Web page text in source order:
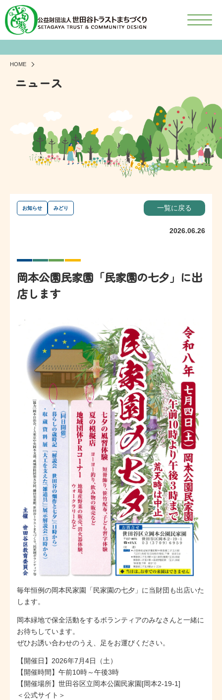
HOME
ニュース
お知らせ みどり 一覧に戻る
2026.06.26
岡本公園民家園「民家園の七夕」に出
店します
毎年恒例の岡本民家園「民家園の七夕」に当財団も出店いた
します。
岡本緑地で保全活動をするボランティアのみなさんと一緒に
お待ちしています。
ぜひお誘い合わせのうえ、足をお運びください。
【開催日】2026年7月4日（土）
【開催時間】午前10時～午後3時
【開催場所】世田谷区立岡本公園民家園[岡本2-19-1]
＜公式サイト＞